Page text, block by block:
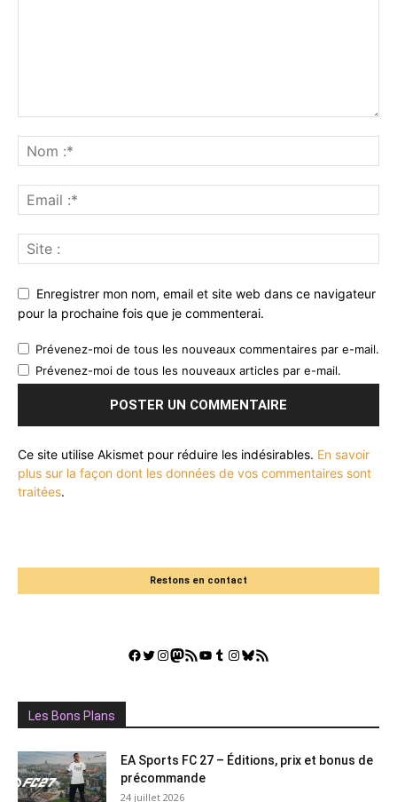
Enregistrer mon nom, email et site web dans ce navigateur
pour la prochaine fois que je commenterai.
Prévenez-moi de tous les nouveaux commentaires par e-mail.
Prévenez-moi de tous les nouveaux articles par e-mail.
Ce site utilise Akismet pour réduire les indésirables. En savoir
plus sur la façon dont les données de vos commentaires sont
traitées.
Restons en contact
Facebook
Twitter
Instagram
Mastodon
Flux RSSYouTube
Tumblr
Instagram
Bluesky
GestGame
Les Bons Plans
EA Sports FC 27 – Éditions, prix et bonus de
précommande
24 juillet 2026